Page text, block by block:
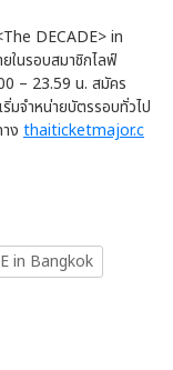
DECADE> in
ในรอบสมาชิกไลฟ์
– 23.59 น. สมัคร
มจำหน่ายบัตรรอบทั่วไป
ง thaiticketmajor.c
in Bangkok